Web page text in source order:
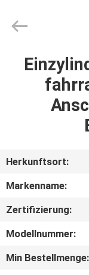
HAUS
PRODUKTE
UNS
AUSFLUG
Co.,Ltd.
Herkunftsort:
Markenname:
Zertifizierung:
Modellnummer:
Min Bestellmenge: